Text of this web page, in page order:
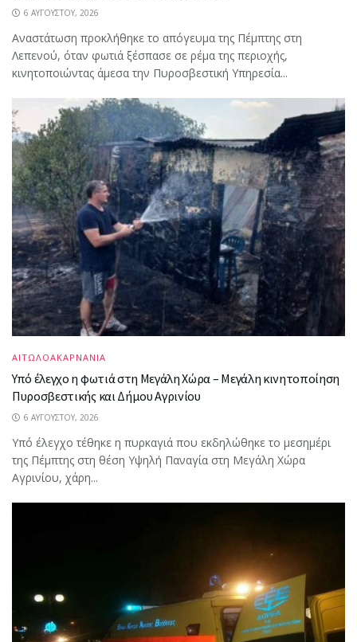
6 ΑΥΓΟΎΣΤΟΥ, 2026
Αναστάτωση προκλήθηκε το απόγευμα της Πέμπτης στη
Λεπενού, όταν φωτιά ξέσπασε σε ρέμα της περιοχής,
κινητοποιώντας άμεσα την Πυροσβεστική Υπηρεσία...
ΑΙΤΩΛΟΑΚΑΡΝΑΝΙΑ
Υπό έλεγχο η φωτιά στη Μεγάλη Χώρα – Μεγάλη κινητοποίηση
Πυροσβεστικής και Δήμου Αγρινίου
6 ΑΥΓΟΎΣΤΟΥ, 2026
Υπό έλεγχο τέθηκε η πυρκαγιά που εκδηλώθηκε το μεσημέρι
της Πέμπτης στη θέση Υψηλή Παναγία στη Μεγάλη Χώρα
Αγρινίου, χάρη...